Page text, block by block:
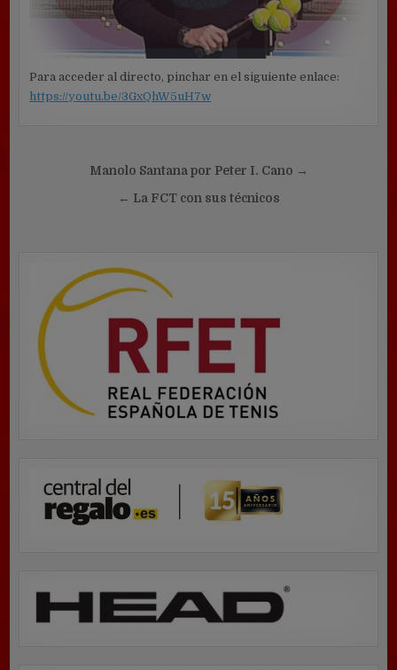
Para acceder al directo, pinchar en el siguiente enlace:
https://youtu.be/3GxQhW5uH7w
Navegación
Manolo Santana por Peter I. Cano →
← La FCT con sus técnicos